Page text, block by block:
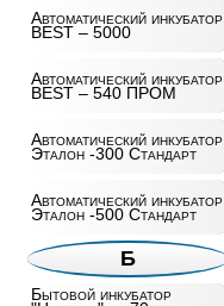
Автоматический инкубатор
BEST – 5000
Автоматический инкубатор
BEST – 540 ПРОМ
Автоматический инкубатор
Эталон -300 Стандарт
Автоматический инкубатор
Эталон -500 Стандарт
Б
Бытовой инкубатор